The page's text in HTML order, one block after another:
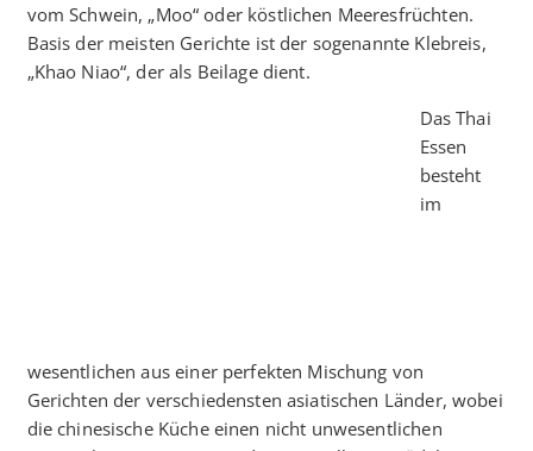
vom Schwein, „Moo“ oder köstlichen Meeresfrüchten.
Basis der meisten Gerichte ist der sogenannte Klebreis,
„Khao Niao“, der als Beilage dient.
Das Thai
Essen
besteht
im
wesentlichen aus einer perfekten Mischung von
Gerichten der verschiedensten asiatischen Länder, wobei
die chinesische Küche einen nicht unwesentlichen